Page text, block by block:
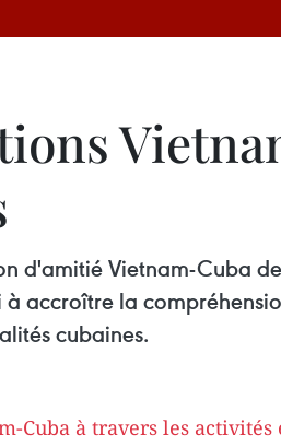
d'amitié Vietnam-Cuba
accroître la
cubaines.